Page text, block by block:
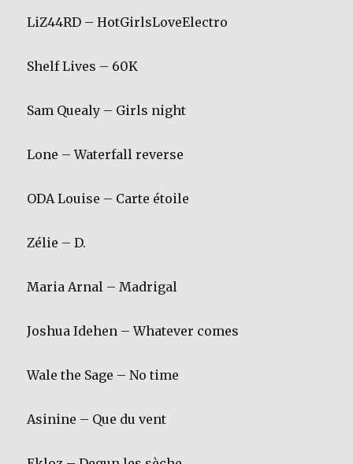
LiZ44RD – HotGirlsLoveElectro
Shelf Lives – 60K
Sam Quealy – Girls night
Lone – Waterfall reverse
ODA Louise – Carte étoile
Zélie – D.
Maria Arnal – Madrigal
Joshua Idehen – Whatever comes
Wale the Sage – No time
Asinine – Que du vent